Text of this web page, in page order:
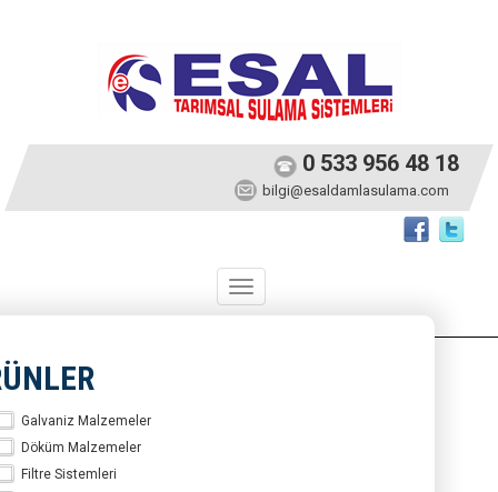
0 533 956 48 18
bilgi@esaldamlasulama.com
Toggle
navigation
Galvaniz Malzemeler
Döküm Malzemeler
Filtre Sistemleri